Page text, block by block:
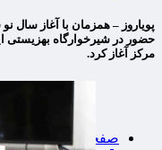
صفحه نخست
حضور در شیرخوارگاه بهزیستی
مرکز آغاز کرد.